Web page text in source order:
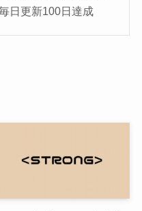
日更新100日達成